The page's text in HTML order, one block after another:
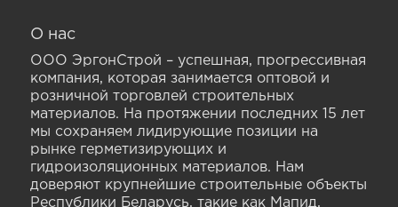
О нас
ООО ЭргонСтрой – успешная, прогрессивная
компания, которая занимается оптовой и
розничной торговлей строительных
материалов. На протяжении последних 15 лет
мы сохраняем лидирующие позиции на
рынке герметизирующих и
гидроизоляционных материалов. Нам
доверяют крупнейшие строительные объекты
Республики Беларусь, такие как Мапид,